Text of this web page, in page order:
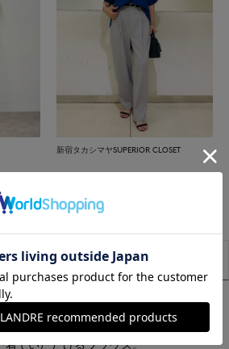
新宿タカシマヤSUPERIOR CLOSET
サイズ詳細 購入レビュー
性とふんわりと滑らかな表面感のある
、
着ていただけるブラウス。